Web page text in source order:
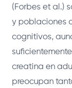
(Forbes et al.)
y poblaciones
cognitivos,
creatina en
preocupan